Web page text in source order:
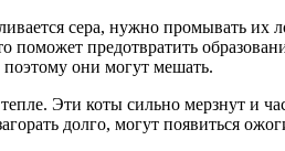
сера, нужно промывать их
поможет предотвратить
они могут мешать.
Эти коты сильно мерзнут и
долго, могут появиться